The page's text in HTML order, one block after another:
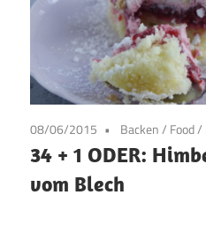
Travelblog
08/06/2015 Backen/ Food/
34 + 1 ODER:
vom Blech